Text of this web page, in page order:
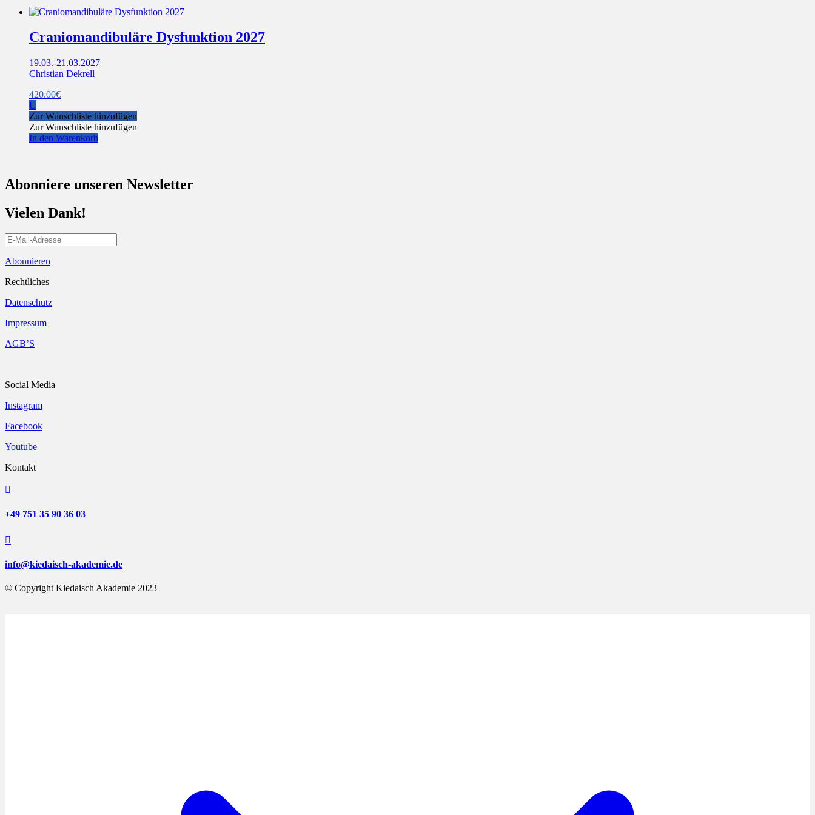
Craniomandibuläre Dysfunktion 2027
19.03.-21.03.2027
Christian Dekrell
420.00€
U
Zur Wunschliste hinzufügen
Zur Wunschliste hinzufügen
In den Warenkorb
Abonniere unseren Newsletter
Vielen Dank!
Abonnieren
Rechtliches
Datenschutz
Impressum
AGB’S
Social Media
Instagram
Facebook
Youtube
Kontakt

+49 751 35 90 36 03

info@kiedaisch-akademie.de
© Copyright Kiedaisch Akademie 2023